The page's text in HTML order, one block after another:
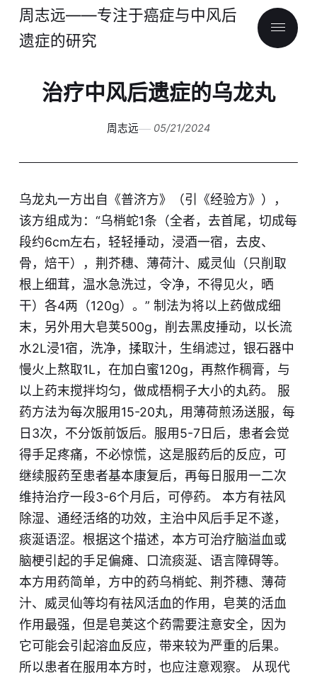
周志远——专注于癌症与中风后
遗症的研究
治疗中风后遗症的乌龙丸
周志远 05/21/2024
乌龙丸一方出自《普济方》（引《经验方》），
该方组成为：“乌梢蛇1条（全者，去首尾，切成每
段约6cm左右，轻轻捶动，浸酒一宿，去皮、
骨，焙干），荆芥穗、薄荷汁、威灵仙（只削取
根上细茸，温水急洗过，令净，不得见火，晒
干）各4两（120g）。” 制法为将以上药做成细
末，另外用大皂荚500g，削去黑皮捶动，以长流
水2L浸1宿，洗净，揉取汁，生绢滤过，银石器中
慢火上熬取1L，在加白蜜120g，再熬作稠膏，与
以上药末搅拌均匀，做成梧桐子大小的丸药。 服
药方法为每次服用15-20丸，用薄荷煎汤送服，每
日3次，不分饭前饭后。服用5-7日后，患者会觉
得手足疼痛，不必惊慌，这是服药后的反应，可
继续服药至患者基本康复后，再每日服用一二次
维持治疗一段3-6个月后，可停药。 本方有祛风
除湿、通经活络的功效，主治中风后手足不遂，
痰涎语涩。根据这个描述，本方可治疗脑溢血或
脑梗引起的手足偏瘫、口流痰涎、语言障碍等。
本方用药简单，方中的药乌梢蛇、荆芥穗、薄荷
汁、威灵仙等均有祛风活血的作用，皂荚的活血
作用最强，但是皂荚这个药需要注意安全，因为
它可能会引起溶血反应，带来较为严重的后果。
所以患者在服用本方时，也应注意观察。 从现代